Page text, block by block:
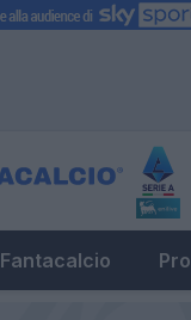
Fantacalcio